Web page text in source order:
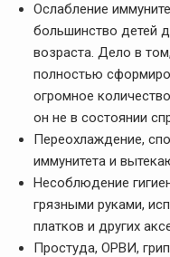
Ослабление
большинство детей
возраста. Дело в
полностью
огромное
он не в состоянии
Переохлаждение,
иммунитета и
Несоблюдение
грязными руками,
платков и других
Простуда, ОРВИ,